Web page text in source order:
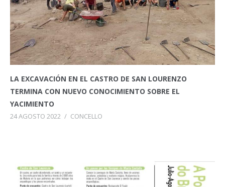
LA EXCAVACIÓN EN EL CASTRO DE SAN LOURENZO
TERMINA CON NUEVO CONOCIMIENTO SOBRE EL
YACIMIENTO
24 AGOSTO 2022 / CONCELLO